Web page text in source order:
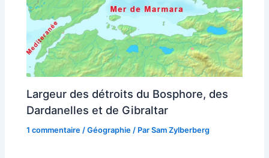
Largeur des détroits du Bosphore, des
Dardanelles et de Gibraltar
1 commentaire /Géographie / ParSam Zylberberg